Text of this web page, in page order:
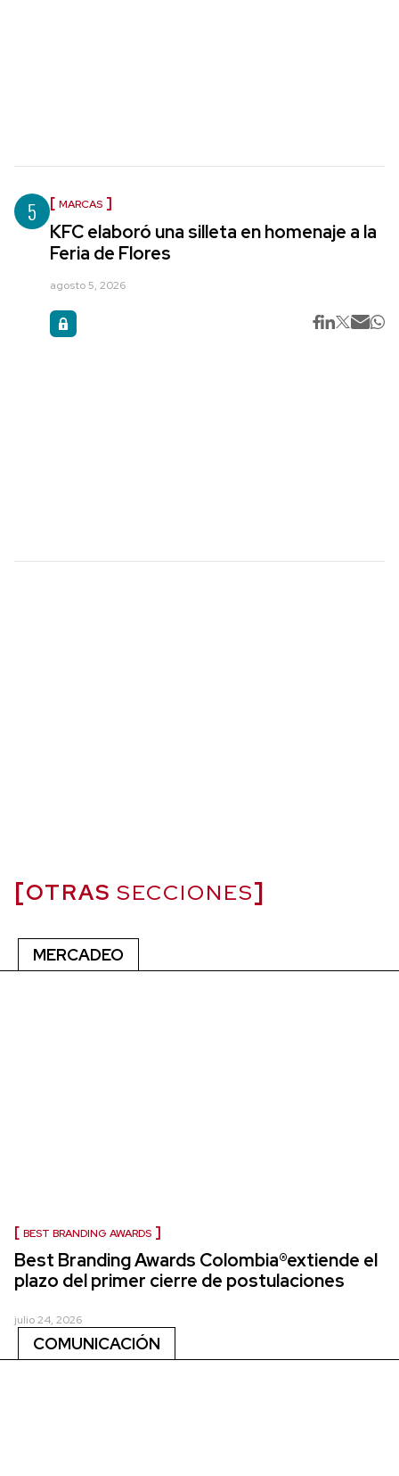
5 MARCAS
KFC elaboró una silleta en homenaje a la
Feria de Flores
agosto 5, 2026
OTRAS SECCIONES
MERCADEO
BEST BRANDING AWARDS
Best Branding Awards Colombia®extiende el
plazo del primer cierre de postulaciones
julio 24, 2026
COMUNICACIÓN